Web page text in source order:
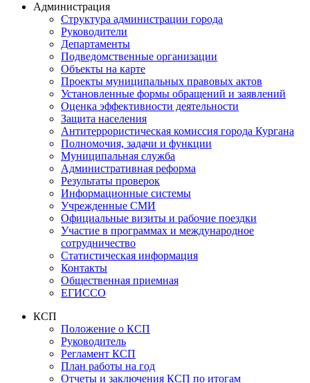
Администрация
Структура администрации города
Руководители
Департаменты
Подведомственные организации
Объекты на карте
Проекты муниципальных правовых актов
Установленные формы обращений и заявлений
Оценка эффективности деятельности
Защита населения
Антитеррористическая комиссия города Кургана
Полномочия, задачи и функции
Муниципальная служба
Административная реформа
Результаты проверок
Информационные системы
Учрежденные СМИ
Официальные визиты и рабочие поездки
Участие в программах и международное
сотрудничество
Статистическая информация
Контакты
Общественная приемная
ЕГИССО
КСП
Положение о КСП
Руководитель
Регламент КСП
План работы на год
Отчеты и заключения КСП по итогам